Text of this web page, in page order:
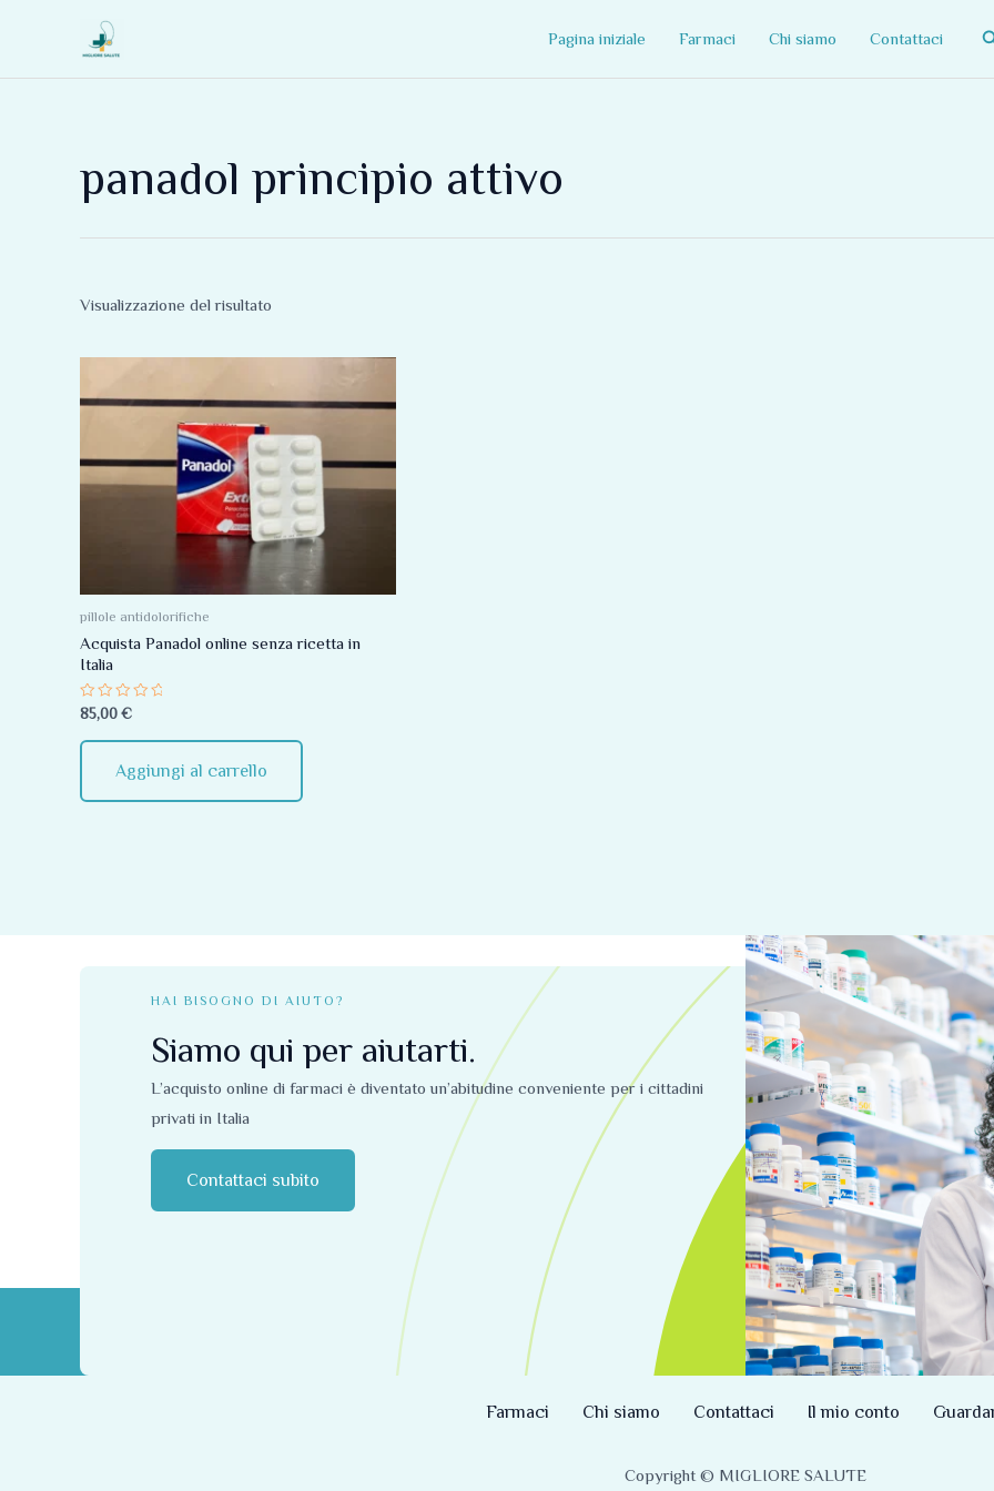
contenuto
Pagina iniziale Farmaci Chi siamo Contattaci
panadol principio attivo
Visualizzazione del risultato
pillole antidolorifiche
Acquista Panadol online senza ricetta in
Italia
Valutato
0
su
5
85,00 €
Aggiungi al carrello
HAI BISOGNO DI AIUTO?
Siamo qui per aiutarti.
L’acquisto online di farmaci è diventato un’abitudine conveniente per i cittadini
privati ​​in Italia
Contattaci subito
Farmaci Chi siamo Contattaci Il mio conto
Copyright © MIGLIORE SALUTE